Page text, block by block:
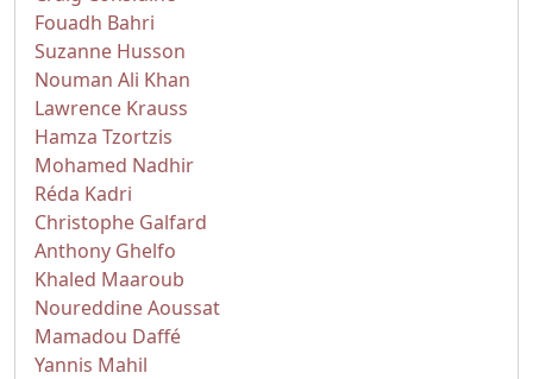
Fouadh Bahri
Suzanne Husson
Nouman Ali Khan
Lawrence Krauss
Hamza Tzortzis
Mohamed Nadhir
Réda Kadri
Christophe Galfard
Anthony Ghelfo
Khaled Maaroub
Noureddine Aoussat
Mamadou Daffé
Yannis Mahil